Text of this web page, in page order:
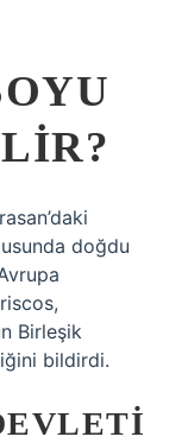
doğdu
Birleşik
bildirdi.